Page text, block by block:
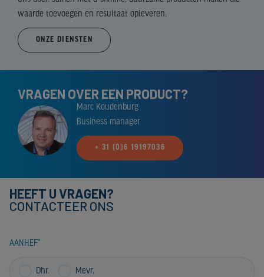
waarde toevoegen en resultaat opleveren.
ONZE DIENSTEN
HEEFT U VRAGEN?
CONTACTEER ONS
AANHEF
Dhr. Mevr.
VRAGEN OVER EEN PRODUCT?
Marc Koudenburg
Business manager
+ 31 (0)6 19197036